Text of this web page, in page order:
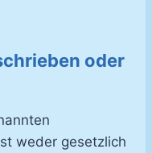
oder
weder gesetzlich